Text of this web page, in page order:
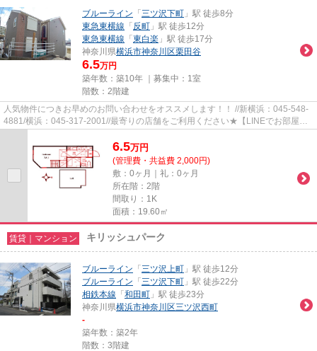
ブルーライン 「 三ツ沢下町 」駅 徒歩8分
東急東横線 「 反町 」駅 徒歩12分
東急東横線 「 東白楽 」駅 徒歩17分
神奈川県横浜市神奈川区栗田谷
6.5万円
築年数：築10年 ｜募集中： 1室
階数：2階建
人気物件につきお早めのお問い合わせをオススメします！！ //新横浜：045-548-
4881/横浜：045-317-2001//最寄りの店舗をご利用ください★【LINEでお部屋探
6.5万円
(管理費・共益費 2,000円)
敷：0ヶ月｜礼：0ヶ月
所在階：2階
間取り：1K
面積：19.60㎡
賃貸｜マンション キリッシュパーク
ブルーライン 「 三ツ沢上町 」駅 徒歩12分
ブルーライン 「 三ツ沢下町 」駅 徒歩22分
相鉄本線 「 和田町 」駅 徒歩23分
神奈川県横浜市神奈川区三ツ沢西町
-
築年数：築2年
階数：3階建